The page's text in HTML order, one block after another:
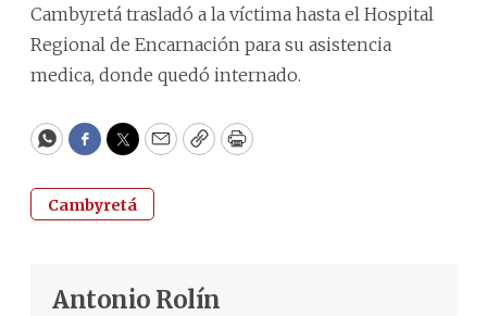
Cambyretá trasladó a la víctima hasta el Hospital
Regional de Encarnación para su asistencia
medica, donde quedó internado.
WhatsApp
Facebook
Twitter
EmailCopyPrint
Cambyretá
Antonio Rolín